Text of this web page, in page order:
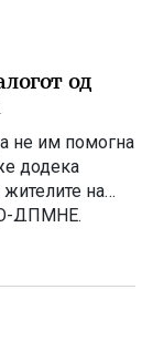
од
не им помогна
додека
жителите на
ДПМНЕ.
кога дрско се
им ја дели